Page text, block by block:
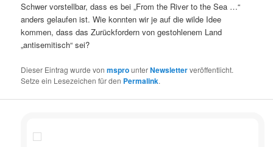
Schwer vorstellbar, dass es bei „From the River to the Sea …“
anders gelaufen ist. Wie konnten wir je auf die wilde Idee
kommen, dass das Zurückfordern von gestohlenem Land
„antisemitisch“ sei?
Dieser Eintrag wurde vonmsprounterNewsletterveröffentlicht.
Setze ein Lesezeichen für den Permalink.